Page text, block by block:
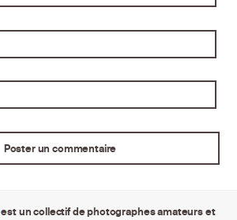
est un collectif de photographes amateurs et